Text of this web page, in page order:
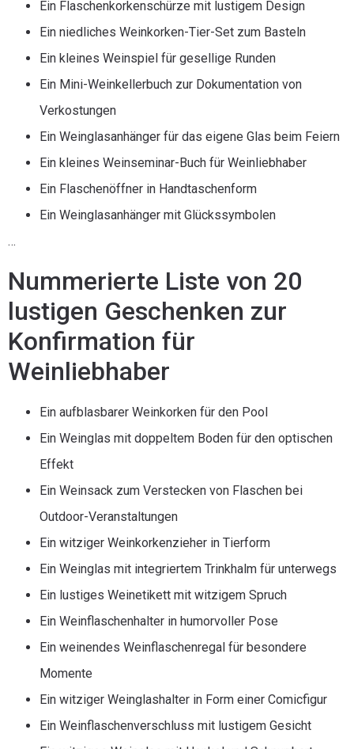
Ein Flaschenkorkenschürze mit lustigem Design
Ein niedliches Weinkorken-Tier-Set zum Basteln
Ein kleines Weinspiel für gesellige Runden
Ein Mini-Weinkellerbuch zur Dokumentation von
Verkostungen
Ein Weinglasanhänger für das eigene Glas beim Feiern
Ein kleines Weinseminar-Buch für Weinliebhaber
Ein Flaschenöffner in Handtaschenform
Ein Weinglasanhänger mit Glückssymbolen
…
Nummerierte Liste von 20
lustigen Geschenken zur
Konfirmation für
Weinliebhaber
Ein aufblasbarer Weinkorken für den Pool
Ein Weinglas mit doppeltem Boden für den optischen
Effekt
Ein Weinsack zum Verstecken von Flaschen bei
Outdoor-Veranstaltungen
Ein witziger Weinkorkenzieher in Tierform
Ein Weinglas mit integriertem Trinkhalm für unterwegs
Ein lustiges Weinetikett mit witzigem Spruch
Ein Weinflaschenhalter in humorvoller Pose
Ein weinendes Weinflaschenregal für besondere
Momente
Ein witziger Weinglashalter in Form einer Comicfigur
Ein Weinflaschenverschluss mit lustigem Gesicht